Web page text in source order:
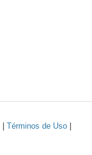
Términos de Uso